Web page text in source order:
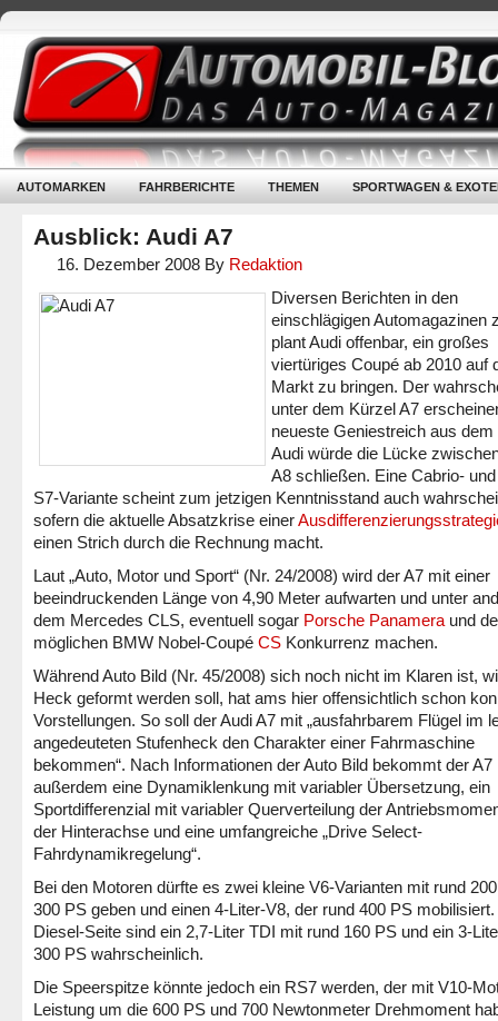
AUTOMARKEN FAHRBERICHTE THEMEN SPORTWAGEN &
Ausblick: Audi A7
16. Dezember 2008 By Redaktion
Diversen Berichten in den
einschlägigen Automagazinen
plant Audi offenbar, ein großes
viertüriges Coupé ab 2010 auf
Markt zu bringen. Der
unter dem Kürzel A7
neueste Geniestreich aus dem
Audi würde die Lücke
A8 schließen. Eine Cabrio-
S7-Variante scheint zum jetzigen Kenntnisstand auch
sofern die aktuelle Absatzkrise einer
einen Strich durch die Rechnung macht.
Laut „Auto, Motor und Sport“ (Nr. 24/2008) wird der A7 mit einer
beeindruckenden Länge von 4,90 Meter aufwarten und unter
dem Mercedes CLS, eventuell sogar Porsche Panamera und
möglichen BMW Nobel-Coupé CS Konkurrenz machen.
Während Auto Bild (Nr. 45/2008) sich noch nicht im Klaren ist,
Heck geformt werden soll, hat ams hier offensichtlich schon
Vorstellungen. So soll der Audi A7 mit „ausfahrbarem Flügel im
angedeuteten Stufenheck den Charakter einer Fahrmaschine
bekommen“. Nach Informationen der Auto Bild bekommt der A7
außerdem eine Dynamiklenkung mit variabler Übersetzung, ein
Sportdifferenzial mit variabler Querverteilung der
der Hinterachse und eine umfangreiche „Drive Select-
Fahrdynamikregelung“.
Bei den Motoren dürfte es zwei kleine V6-Varianten mit rund
300 PS geben und einen 4-Liter-V8, der rund 400 PS mobilisiert.
Diesel-Seite sind ein 2,7-Liter TDI mit rund 160 PS und ein 3-
300 PS wahrscheinlich.
Die Speerspitze könnte jedoch ein RS7 werden, der mit V10-
Leistung um die 600 PS und 700 Newtonmeter Drehmoment